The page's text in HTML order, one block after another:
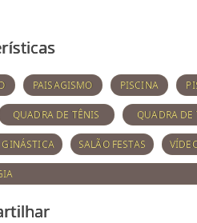
PAISAGISMO PISCINA
QUADRA DE TÊNIS QUADRA DE
GINÁSTICA SALÃO FESTAS